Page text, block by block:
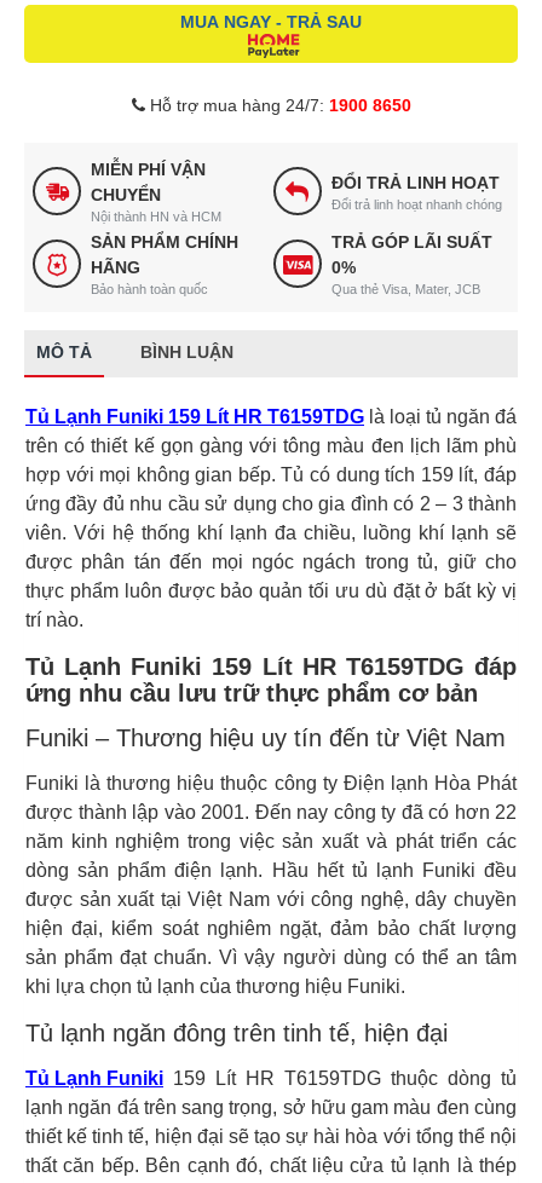
MUA NGAY - TRẢ SAU
Hỗ trợ mua hàng 24/7: 1900 8650
MIỄN PHÍ VẬN
CHUYỂN
Nội thành HN và HCM
ĐỔI TRẢ LINH HOẠT
Đổi trả linh hoạt nhanh chóng
SẢN PHẨM CHÍNH
HÃNG
Bảo hành toàn quốc
TRẢ GÓP LÃI SUẤT
0%
Qua thẻ Visa, Mater, JCB
MÔ TẢ BÌNH LUẬN
Tủ Lạnh Funiki 159 Lít HR T6159TDG là loại tủ ngăn đá
trên có thiết kế gọn gàng với tông màu đen lịch lãm phù
hợp với mọi không gian bếp. Tủ có dung tích 159 lít, đáp
ứng đầy đủ nhu cầu sử dụng cho gia đình có 2 – 3 thành
viên. Với hệ thống khí lạnh đa chiều, luồng khí lạnh sẽ
được phân tán đến mọi ngóc ngách trong tủ, giữ cho
thực phẩm luôn được bảo quản tối ưu dù đặt ở bất kỳ vị
trí nào.
Tủ Lạnh Funiki 159 Lít HR T6159TDG đáp
ứng nhu cầu lưu trữ thực phẩm cơ bản
Funiki – Thương hiệu uy tín đến từ Việt Nam
Funiki là thương hiệu thuộc công ty Điện lạnh Hòa Phát
được thành lập vào 2001. Đến nay công ty đã có hơn 22
năm kinh nghiệm trong việc sản xuất và phát triển các
dòng sản phẩm điện lạnh. Hầu hết tủ lạnh Funiki đều
được sản xuất tại Việt Nam với công nghệ, dây chuyền
hiện đại, kiểm soát nghiêm ngặt, đảm bảo chất lượng
sản phẩm đạt chuẩn. Vì vậy người dùng có thể an tâm
khi lựa chọn tủ lạnh của thương hiệu Funiki.
Tủ lạnh ngăn đông trên tinh tế, hiện đại
Tủ Lạnh Funiki 159 Lít HR T6159TDG thuộc dòng tủ
lạnh ngăn đá trên sang trọng, sở hữu gam màu đen cùng
thiết kế tinh tế, hiện đại sẽ tạo sự hài hòa với tổng thể nội
thất căn bếp. Bên cạnh đó, chất liệu cửa tủ lạnh là thép